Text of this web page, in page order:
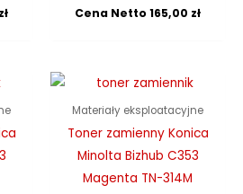
zł Cena Netto165,00 zł
Materiały eksploatacyjne
Toner zamienny Konica
Minolta Bizhub C353
Magenta TN-314M